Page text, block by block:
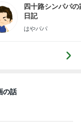
四十路シンパパの
日記
はやパパ
の話